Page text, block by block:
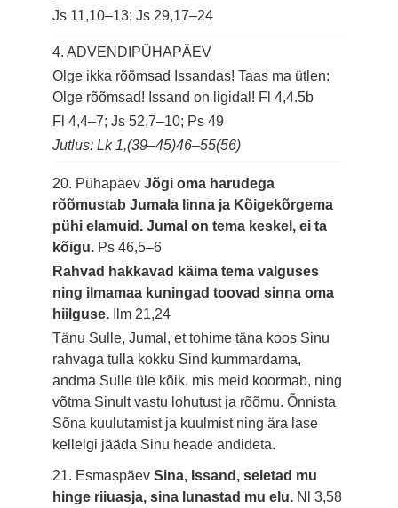
Js 11,10–13; Js 29,17–24
4. ADVENDIPÜHAPÄEV
Olge ikka rõõmsad Issandas! Taas ma ütlen:
Olge rõõmsad! Issand on ligidal! Fl 4,4.5b
Fl 4,4–7; Js 52,7–10; Ps 49
Jutlus: Lk 1,(39–45)46–55(56)
20. PühapäevJõgi oma harudega
rõõmustab Jumala linna ja Kõigekõrgema
pühi elamuid. Jumal on tema keskel, ei ta
kõigu. Ps 46,5–6
Rahvad hakkavad käima tema valguses
ning ilmamaa kuningad toovad sinna oma
hiilguse.
Ilm 21,24
Tänu Sulle, Jumal, et tohime täna koos Sinu
rahvaga tulla kokku Sind kummardama,
andma Sulle üle kõik, mis meid koormab, ning
võtma Sinult vastu lohutust ja rõõmu. Õnnista
Sõna kuulutamist ja kuulmist ning ära lase
kellelgi jääda Sinu heade andideta.
21. EsmaspäevSina, Issand, seletad mu
hinge riiuasja, sina lunastad mu elu. Nl 3,58